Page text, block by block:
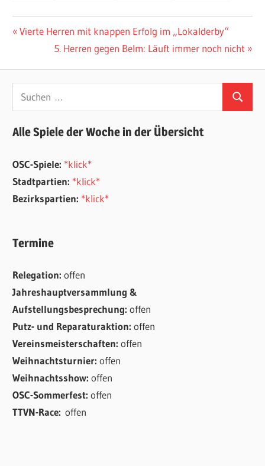
Beitragsnavigation
Vorheriger
Vierte Herren mit knappen Erfolg im „Lokalderby“
Nächster
5. Herren gegen Belm: Läuft immer noch nicht
Suchen
nach:
Suchen
Alle Spiele der Woche in der Übersicht
OSC-Spiele: *klick*
Stadtpartien: *klick*
Bezirkspartien: *klick*
Termine
Relegation:offen
Jahreshauptversammlung &
Aufstellungsbesprechung:offen
Putz- und Reparaturaktion:offen
Vereinsmeisterschaften:offen
Weihnachtsturnier:offen
Weihnachtsshow:offen
OSC-Sommerfest:offen
TTVN-Race:offen